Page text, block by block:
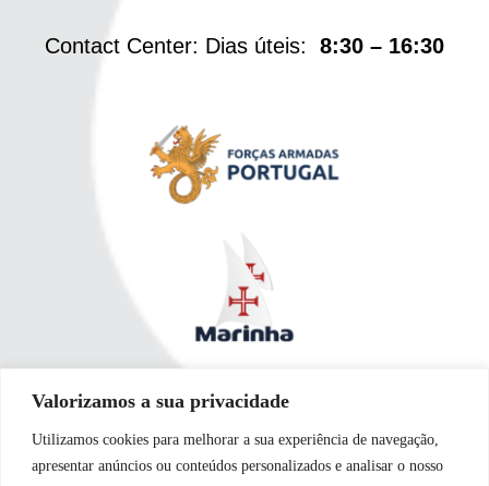
Valorizamos a sua privacidade
Utilizamos cookies para melhorar a sua experiência de navegação,
apresentar anúncios ou conteúdos personalizados e analisar o nosso
Contact Center: Dias úteis: 8:30 – 16:30